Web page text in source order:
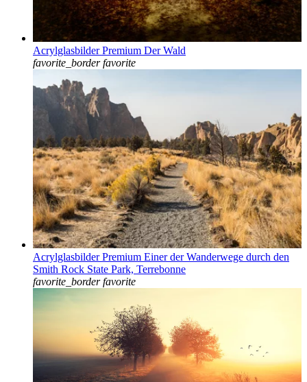
Acrylglasbilder Premium Der Wald
favorite_border favorite
Acrylglasbilder Premium Einer der Wanderwege durch den
Smith Rock State Park, Terrebonne
favorite_border favorite